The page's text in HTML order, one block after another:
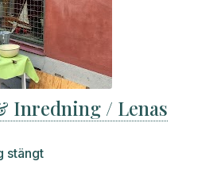
Inredning / Lenas
stängt